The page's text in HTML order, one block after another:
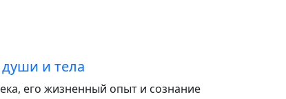
и тела
его жизненный опыт и сознание